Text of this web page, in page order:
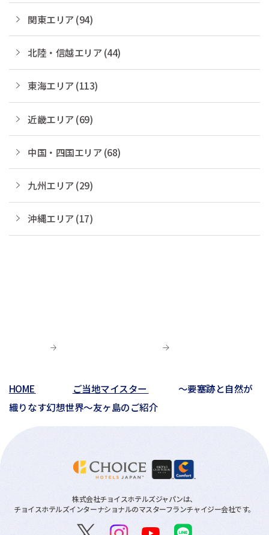
関東エリア (94)
北陸・信越エリア (44)
東海エリア (113)
近畿エリア (69)
中国・四国エリア (68)
九州エリア (29)
沖縄エリア (17)
HOME ご当地マイスター
～要塞跡と自然が
織りなす幻想世界～友ヶ島のご紹介
株式会社チョイスホテルズジャパンは、
チョイスホテルズインターナショナルのマスターフランチャイジー会社です。